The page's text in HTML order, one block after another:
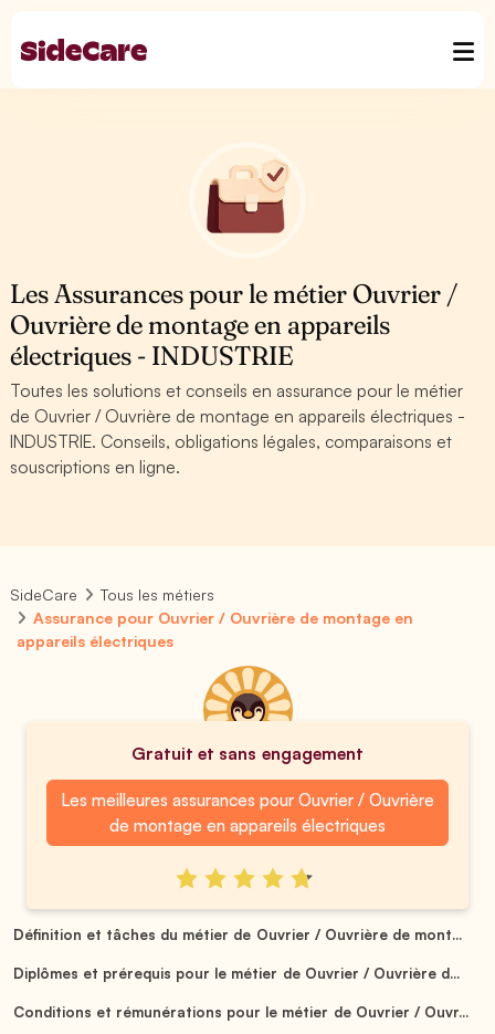
Les Assurances pour le métier Ouvrier /
Ouvrière de montage en appareils
électriques - INDUSTRIE
Toutes les solutions et conseils en assurance pour le métier
de Ouvrier / Ouvrière de montage en appareils électriques -
INDUSTRIE. Conseils, obligations légales, comparaisons et
souscriptions en ligne.
SideCare
Tous les métiers
Assurance pour Ouvrier / Ouvrière de montage en
appareils électriques
Gratuit et sans engagement
Les meilleures assurances pour Ouvrier / Ouvrière
de montage en appareils électriques
Définition et tâches du métier de Ouvrier / Ouvrière de mont...
Diplômes et prérequis pour le métier de Ouvrier / Ouvrière d...
Conditions et rémunérations pour le métier de Ouvrier / Ouvr...